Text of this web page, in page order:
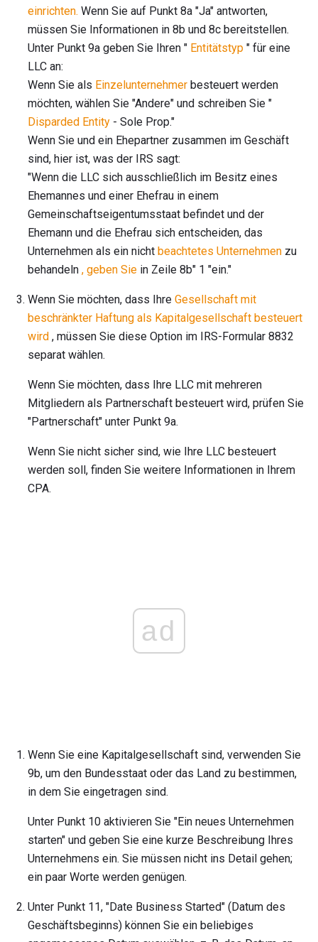
einrichten. Wenn Sie auf Punkt 8a "Ja" antworten,
müssen Sie Informationen in 8b und 8c bereitstellen.
Unter Punkt 9a geben Sie Ihren " Entitätstyp " für eine
LLC an:
Wenn Sie als Einzelunternehmer besteuert werden
möchten, wählen Sie "Andere" und schreiben Sie "
Disparded Entity - Sole Prop."
Wenn Sie und ein Ehepartner zusammen im Geschäft
sind, hier ist, was der IRS sagt:
"Wenn die LLC sich ausschließlich im Besitz eines
Ehemannes und einer Ehefrau in einem
Gemeinschaftseigentumsstaat befindet und der
Ehemann und die Ehefrau sich entscheiden, das
Unternehmen als ein nicht beachtetes Unternehmen zu
behandeln , geben Sie in Zeile 8b" 1 "ein."
Wenn Sie möchten, dass Ihre Gesellschaft mit
beschränkter Haftung als Kapitalgesellschaft besteuert
wird , müssen Sie diese Option im IRS-Formular 8832
separat wählen.
Wenn Sie möchten, dass Ihre LLC mit mehreren
Mitgliedern als Partnerschaft besteuert wird, prüfen Sie
"Partnerschaft" unter Punkt 9a.
Wenn Sie nicht sicher sind, wie Ihre LLC besteuert
werden soll, finden Sie weitere Informationen in Ihrem
CPA.
ad
Wenn Sie eine Kapitalgesellschaft sind, verwenden Sie
9b, um den Bundesstaat oder das Land zu bestimmen,
in dem Sie eingetragen sind.
Unter Punkt 10 aktivieren Sie "Ein neues Unternehmen
starten" und geben Sie eine kurze Beschreibung Ihres
Unternehmens ein. Sie müssen nicht ins Detail gehen;
ein paar Worte werden genügen.
Unter Punkt 11, "Date Business Started" (Datum des
Geschäftsbeginns) können Sie ein beliebiges